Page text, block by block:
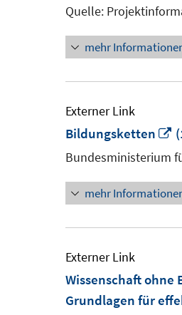
Quelle:
mehr
Externer Link
Bildungsketten
Bundesministerium
mehr
Externer Link
Wissenschaft
Grundlagen für